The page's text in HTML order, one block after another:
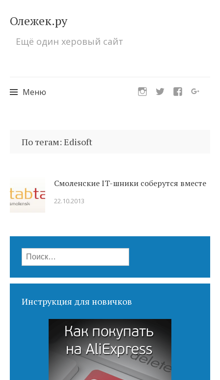
Олежек.ру
Ещё один херовый сайт
Меню
кПо тегам: Edisoft
Смоленские IT-шники соберутся вместе
22.10.2013
Найти:
Инструкция для новичков